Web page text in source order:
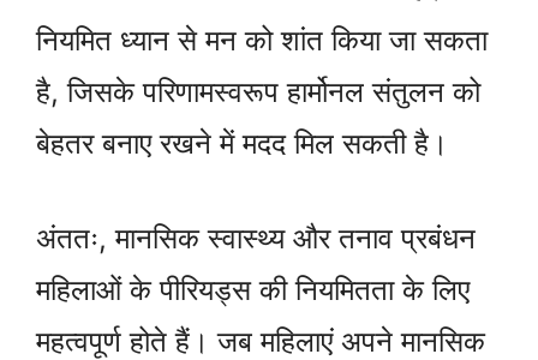
नियमित ध्यान से मन को शांत किया जा सकता
है, जिसके परिणामस्वरूप हार्मोनल संतुलन को
बेहतर बनाए रखने में मदद मिल सकती है।
अंततः, मानसिक स्वास्थ्य और तनाव प्रबंधन
महिलाओं के पीरियड्स की नियमितता के लिए
महत्वपूर्ण होते हैं। जब महिलाएं अपने मानसिक